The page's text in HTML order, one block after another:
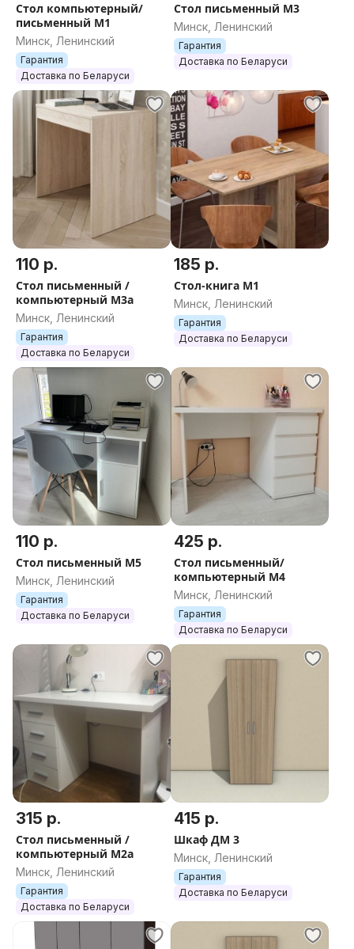
Стол компьютерный/
письменный М1
Минск, Ленинский
Гарантия
Доставка по Беларуси
Стол письменный М3
Минск, Ленинский
Гарантия
Доставка по Беларуси
110 р.
Стол письменный /
компьютерный М3а
Минск, Ленинский
Гарантия
Доставка по Беларуси
185 р.
Стол-книга М1
Минск, Ленинский
Гарантия
Доставка по Беларуси
110 р.
Стол письменный М5
Минск, Ленинский
Гарантия
Доставка по Беларуси
425 р.
Стол письменный/
компьютерный М4
Минск, Ленинский
Гарантия
Доставка по Беларуси
315 р.
Стол письменный /
компьютерный М2а
Минск, Ленинский
Гарантия
Доставка по Беларуси
415 р.
Шкаф ДМ 3
Минск, Ленинский
Гарантия
Доставка по Беларуси